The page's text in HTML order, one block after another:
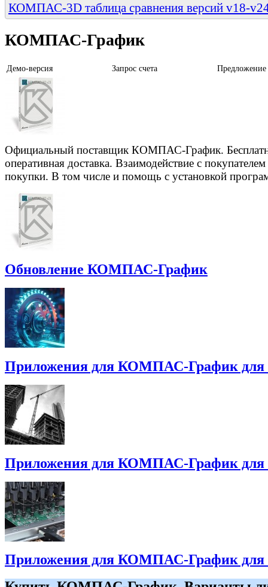
КОМПАС-3D таблица сравнения версий v18-
КОМПАС-График
Демо-версия Запрос счета Предложение
Официальный поставщик КОМПАС-График.
оперативная доставка. Взаимодействие с
покупки. В том числе и помощь с установкой
Обновление КОМПАС-График
Приложения для КОМПАС-График для
Приложения для КОМПАС-График для
Приложения для КОМПАС-График для